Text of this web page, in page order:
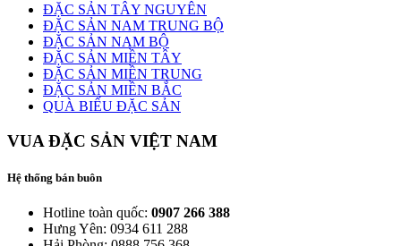
ĐẶC SẢN TÂY NGUYÊN
ĐẶC SẢN NAM TRUNG BỘ
ĐẶC SẢN NAM BỘ
ĐẶC SẢN MIỀN TÂY
ĐẶC SẢN MIỀN TRUNG
ĐẶC SẢN MIỀN BẮC
QUÀ BIẾU ĐẶC SẢN
VUA ĐẶC SẢN VIỆT NAM
Hệ thống bán buôn
Hotline toàn quốc: 0907 266 388
Hưng Yên: 0934 611 288